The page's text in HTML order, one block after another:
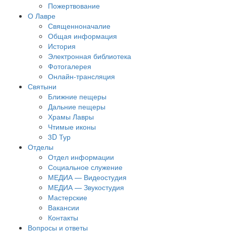
Пожертвование
О Лавре
Священноначалие
Общая информация
История
Электронная библиотека
Фотогалерея
Онлайн-трансляция
Святыни
Ближние пещеры
Дальние пещеры
Храмы Лавры
Чтимые иконы
3D Тур
Отделы
Отдел информации
Социальное служение
МЕДИА — Видеостудия
МЕДИА — Звукостудия
Мастерские
Вакансии
Контакты
Вопросы и ответы